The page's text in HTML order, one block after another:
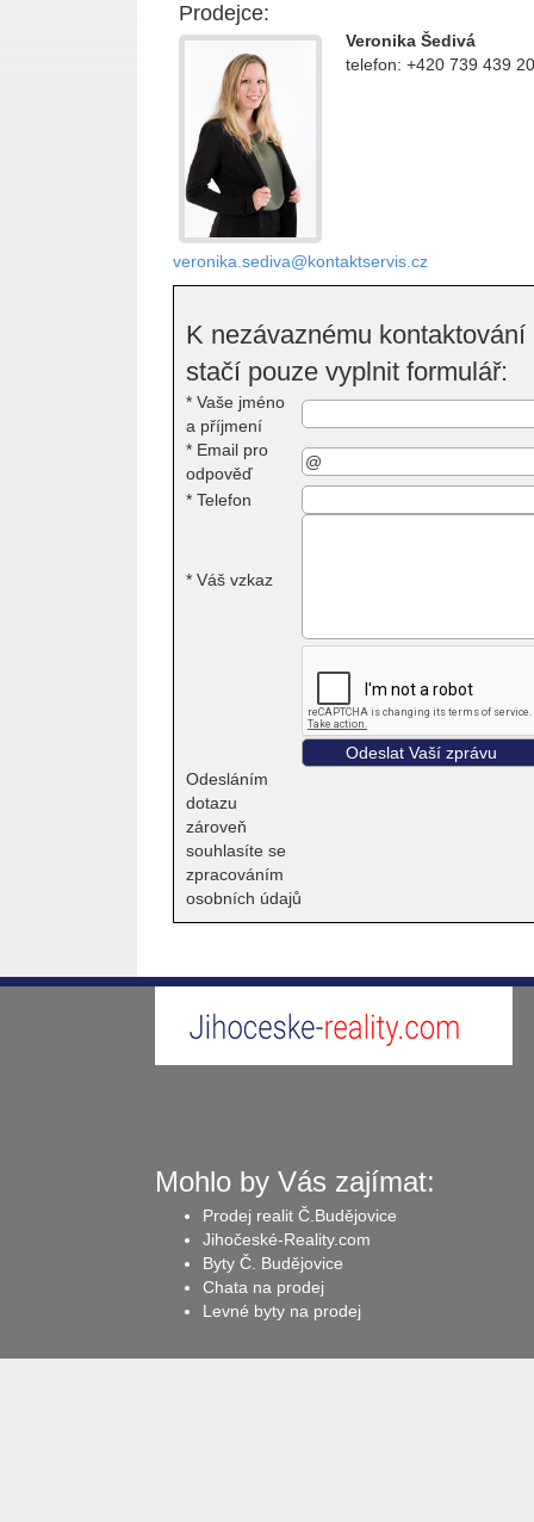
Prodejce:
Veronika Šedivá
telefon: +420 739 439
veronika.sediva@kontaktservis.cz
K nezávaznému kontaktování
stačí pouze vyplnit formulář:
* Vaše jméno
a příjmení
* Email pro
odpověď
* Telefon
* Váš vzkaz
Odesláním
dotazu
zároveň
souhlasíte se
zpracováním
osobních údajů
Mohlo by Vás zajímat:
Prodej realit Č.Budějovice
Jihočeské-Reality.com
Byty Č. Budějovice
Chata na prodej
Levné byty na prodej